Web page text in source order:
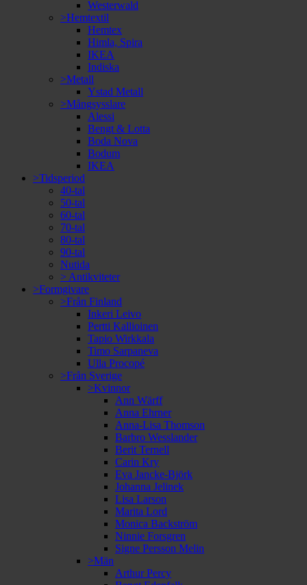
Westerwald
>Hemtextil
Hemtex
Himla, Spira
IKEA
Indiska
>Metall
Ystad Metall
>Mångsysslare
Alessi
Bengt & Lotta
Boda Nova
Bodum
IKEA
>Tidsperiod
40-tal
50-tal
60-tal
70-tal
80-tal
90-tal
Nutida
> Antikviteter
>Formgivare
>Från Finland
Inkeri Leivo
Pertti Kallioinen
Tapio Wirkkala
Timo Sarpaneva
Ulla Procopé
>Från Sverige
>Kvinnor
Ann Wärff
Anna Ehrner
Anna-Lisa Thomson
Barbro Wesslander
Berit Ternell
Carin Kry
Eva Jancke-Björk
Johanna Jelinek
Lisa Larson
Marita Lord
Monica Backström
Ninnie Forsgren
Signe Persson Melin
>Män
Arthur Percy